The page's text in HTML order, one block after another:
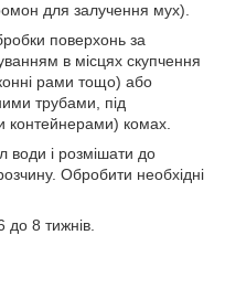
для залучення мух).
поверхонь за
в місцях скупчення
рами тощо) або
трубами, під
контейнерами) комах.
води і розмішати до
Обробити необхідні
до 8 тижнів.